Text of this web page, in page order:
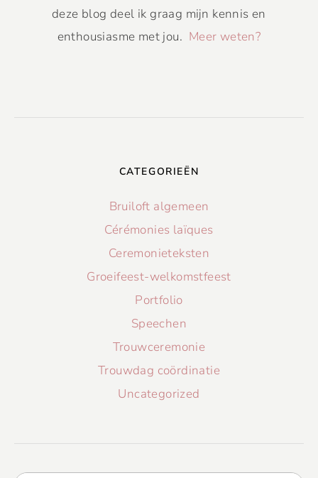
deze blog deel ik graag mijn kennis en
enthousiasme met jou. Meer weten?
CATEGORIEËN
Bruiloft algemeen
Cérémonies laïques
Ceremonieteksten
Groeifeest-welkomstfeest
Portfolio
Speechen
Trouwceremonie
Trouwdag coördinatie
Uncategorized